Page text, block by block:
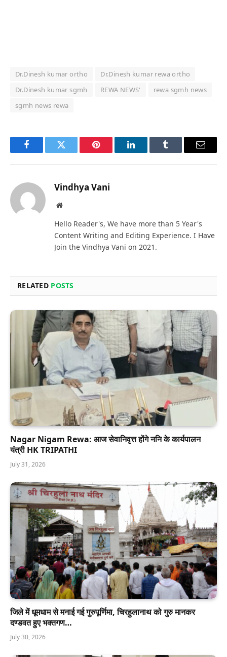
Dr.Dinesh kumar ortho
Dr.Dinesh kumar rewa ortho
Dr.Dinesh kumar sgmh
REWA NEWS'
rewa sgmh news
sgmh news rewa
FacebookTwitter Pinterest LinkedInTumblr Email
Vindhya Vani
Website
Hello Reader's, We have more than 5 Year's
Content Writing and Editing Experience. I Have
Join the Vindhya Vani on 2021.
RELATED POSTS
Nagar Nigam Rewa: आज सेवानिवृत्त होंगे ननि के कार्यपालन
यंत्री HK TRIPATHI
July 31, 2026
जिले में धूमधाम से मनाई गई गुरुपूर्णिमा, चिरहुलानाथ को गुरु मानकर
दण्डवत हुए भक्तगण…
July 30, 2026